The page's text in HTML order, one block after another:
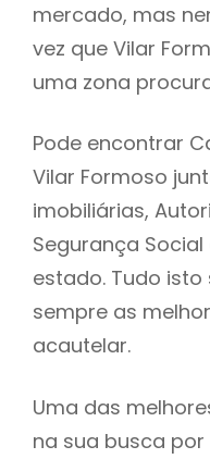
mercado, mas
vez que Vilar
uma zona
Pode encontrar
Vilar Formoso
imobiliárias,
Segurança
estado. Tudo
sempre as
acautelar.
Uma das
na sua busca